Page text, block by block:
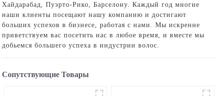
Хайдарабад, Пуэрто-Рико, Барселону. Каждый год многие
наши клиенты посещают нашу компанию и достигают
больших успехов в бизнесе, работая с нами. Мы искренне
приветствуем вас посетить нас в любое время, и вместе мы
добьемся большего успеха в индустрии волос.
Сопутствующие Товары